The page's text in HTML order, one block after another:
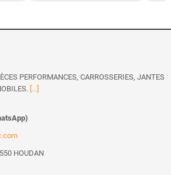
PERFORMANCES, CARROSSERIES, JANTES
[...]
HOUDAN